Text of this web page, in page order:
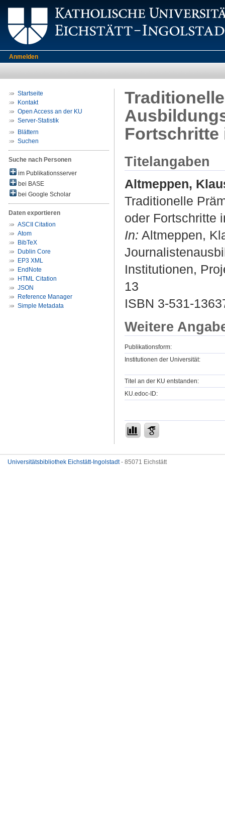
Anmelden
Startseite
Kontakt
Open Access an der KU
Server-Statistik
Blättern
Suchen
Suche nach Personen
im Publikationsserver
bei BASE
bei Google Scholar
Daten exportieren
ASCII Citation
Atom
BibTeX
Dublin Core
EP3 XML
EndNote
HTML Citation
JSON
Reference Manager
Simple Metadata
Fortschritte
Titelangaben
Altmeppen,
Traditionelle
oder Fortschritte
In: Altmeppen,
Institutionen,
13
ISBN 3-531-
Weitere
Publikationsform:
Institutionen der Universität:
Titel an der KU entstanden:
KU.edoc-ID:
Universitätsbibliothek Eichstätt-Ingolstadt- 85071 Eichstätt